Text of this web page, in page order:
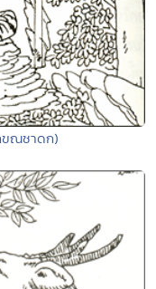
ขณชาดก)